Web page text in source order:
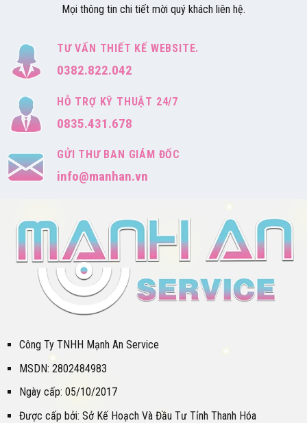
Mọi thông tin chi tiết mời quý khách liên hệ.
TƯ VẤN THIẾT KẾ WEBSITE.
0382.822.042
HỖ TRỢ KỸ THUẬT 24/7
0835.431.678
GỬI THƯ BAN GIÁM ĐỐC
info@manhan.vn
Công Ty TNHH Mạnh An Service
MSDN: 2802484983
Ngày cấp: 05/10/2017
Được cấp bởi: Sở Kế Hoạch Và Đầu Tư Tỉnh Thanh Hóa